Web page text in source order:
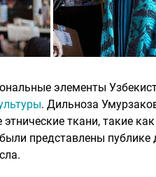
элементы
. Дильноза
ткани, такие
представлены публике